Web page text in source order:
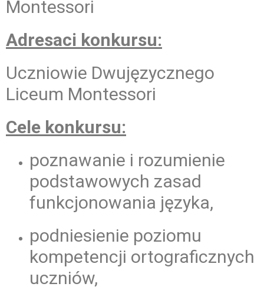
Montessori
Adresaci konkursu:
Uczniowie Dwujęzycznego
Liceum Montessori
Cele konkursu:
poznawanie i rozumienie
podstawowych zasad
funkcjonowania języka,
podniesienie poziomu
kompetencji ortograficznych
uczniów,